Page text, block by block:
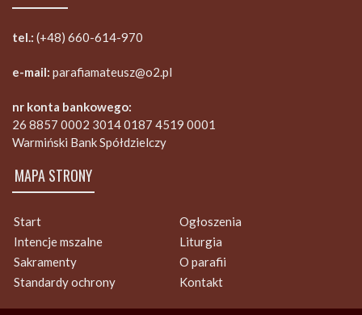
tel.: (+48) 660-614-970
e-mail: parafiamateusz@o2.pl
nr konta bankowego:
26 8857 0002 3014 0187 4519 0001
Warmiński Bank Spółdzielczy
MAPA STRONY
Start
Ogłoszenia
Intencje mszalne
Liturgia
Sakramenty
O parafii
Standardy ochrony
Kontakt